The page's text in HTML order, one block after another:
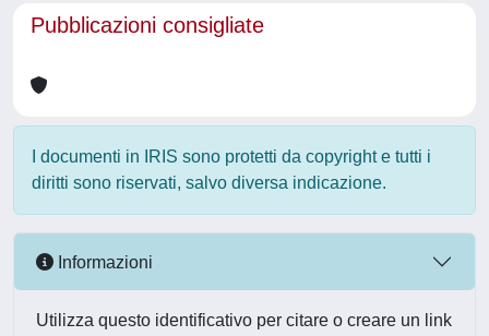
Pubblicazioni consigliate
I documenti in IRIS sono protetti da copyright e tutti i
diritti sono riservati, salvo diversa indicazione.
Informazioni
Utilizza questo identificativo per citare o creare un link